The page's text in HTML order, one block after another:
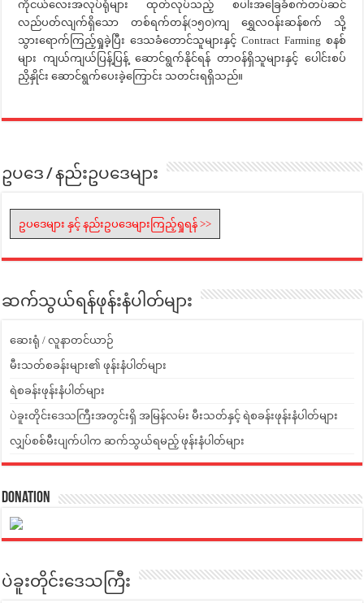
ကိုငယ်လေးအလုပ်ရုံများ ထုတ်လုပ်သည့် စပါးအခြေခံစက်တပ်ဆင်
လည်ပတ်လျက်ရှိသော တစ်ရက်တန်(၁၅၀)ကျ ရွှေလဝန်းဆန်စက် သို့
သွားရောက်ကြည့်ရှုခဲ့ပြီး ဒေသခံတောင်သူများနှင့် Contract Farming စနစ်
များ ကျယ်ကျယ်ပြန့်ပြန့် ဆောင်ရွက်နိုင်ရန် တာဝန်ရှိသူများနှင့် ပေါင်းစပ်
ညှိနှိုင်း ဆောင်ရွက်ပေးခဲ့ကြောင်း သတင်းရရှိသည်။
ဥပဒေ / နည်းဥပဒေများ
ဥပဒေများ နှင့် နည်းဥပဒေများကြည့်ရှုရန် >>
ဆက်သွယ်ရန်ဖုန်းနံပါတ်များ
ဆေးရုံ / လူနာတင်ယာဉ်
မီးသတ်စခန်းများ၏ ဖုန်းနံပါတ်များ
ရဲစခန်းဖုန်းနံပါတ်များ
ပဲခူးတိုင်းဒေသကြီးအတွင်းရှိ အမြန်လမ်း မီးသတ်နှင့် ရဲစခန်းဖုန်းနံပါတ်များ
လျှပ်စစ်မီးပျက်ပါက ဆက်သွယ်ရမည့် ဖုန်းနံပါတ်များ
Donation
ပဲခူးတိုင်းဒေသကြီး